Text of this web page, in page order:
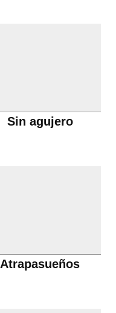
Sin agujero
Atrapasueños